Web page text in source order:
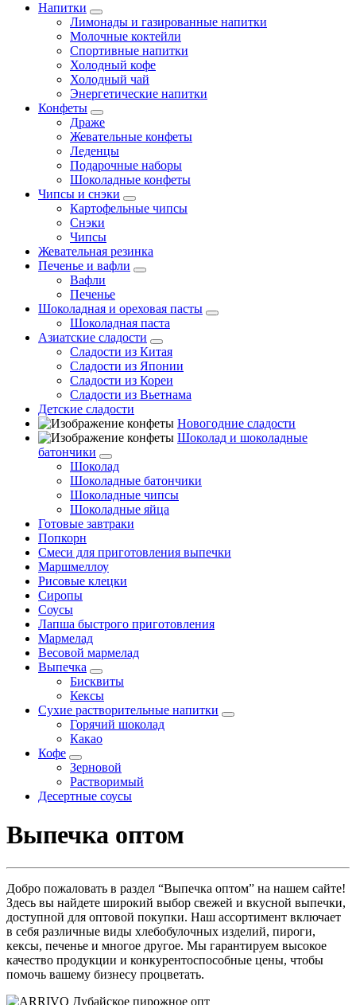
Напитки
Лимонады и газированные напитки
Молочные коктейли
Спортивные напитки
Холодный кофе
Холодный чай
Энергетические напитки
Конфеты
Драже
Жевательные конфеты
Леденцы
Подарочные наборы
Шоколадные конфеты
Чипсы и снэки
Картофельные чипсы
Снэки
Чипсы
Жевательная резинка
Печенье и вафли
Вафли
Печенье
Шоколадная и ореховая пасты
Шоколадная паста
Азиатские сладости
Сладости из Китая
Сладости из Японии
Сладости из Кореи
Сладости из Вьетнама
Детские сладости
Новогодние сладости
Шоколад и шоколадные
батончики
Шоколад
Шоколадные батончики
Шоколадные чипсы
Шоколадные яйца
Готовые завтраки
Попкорн
Смеси для приготовления выпечки
Маршмеллоу
Рисовые клецки
Сиропы
Соусы
Лапша быстрого приготовления
Мармелад
Весовой мармелад
Выпечка
Бисквиты
Кексы
Сухие растворительные напитки
Горячий шоколад
Какао
Кофе
Зерновой
Растворимый
Десертные соусы
Выпечка оптом
Добро пожаловать в раздел “Выпечка оптом” на нашем сайте!
Здесь вы найдете широкий выбор свежей и вкусной выпечки,
доступной для оптовой покупки. Наш ассортимент включает
в себя различные виды хлебобулочных изделий, пироги,
кексы, печенье и многое другое. Мы гарантируем высокое
качество продукции и конкурентоспособные цены, чтобы
помочь вашему бизнесу процветать.